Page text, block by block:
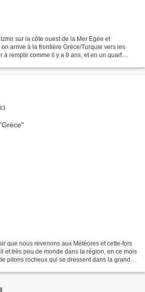
sur la côte ouest de la Mer Egée et
arrive à la frontière Grèce/Turquie vers les
à remplir comme il y a 8 ans, et en un quart
que nous revenons aux Météores et cette-fois
et très peu de monde dans la région, en ce mois
pitons rocheux qui se dressent dans la grande